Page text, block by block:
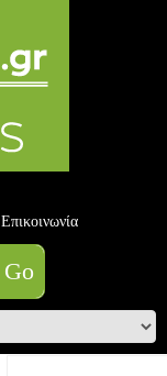
Επικοινωνία